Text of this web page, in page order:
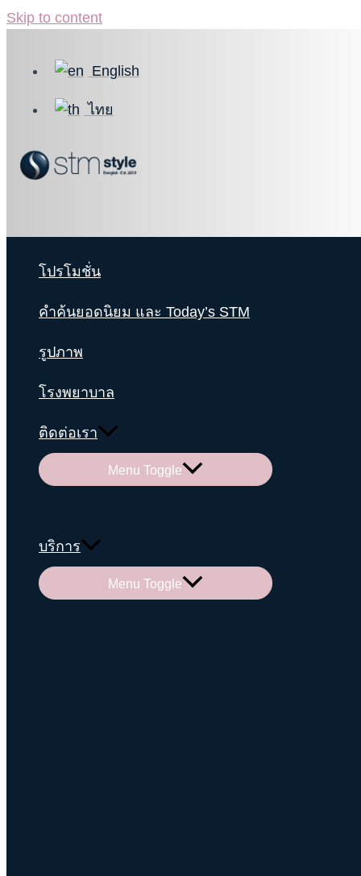
Skip to content
English
ไทย
โปรโมชั่น
คำค้นยอดนิยม และ Today’s STM
รูปภาพ
โรงพยาบาล
ติดต่อเรา
Menu Toggle
บริการ
Menu Toggle